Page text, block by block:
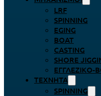
LRF
SPINNING
EGING
BOAT
CASTING
SHORE
ΕΓΓΛΈΖΙΚΟ-
ΤΕΧΝΗΤΆ
SPINNING